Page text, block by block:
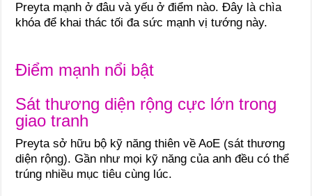
Preyta mạnh ở đâu và yếu ở điểm nào. Đây là chìa
khóa để khai thác tối đa sức mạnh vị tướng này.
Điểm mạnh nổi bật
Sát thương diện rộng cực lớn trong
giao tranh
Preyta sở hữu bộ kỹ năng thiên về AoE (sát thương
diện rộng). Gần như mọi kỹ năng của anh đều có thể
trúng nhiều mục tiêu cùng lúc.